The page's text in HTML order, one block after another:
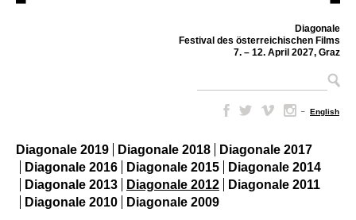
Diagonale
Festival des österreichischen Films
7. – 12. April 2027, Graz
– English